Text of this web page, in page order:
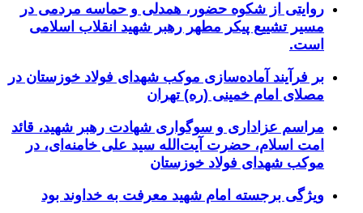
روایتی از شکوه حضور، همدلی و حماسه مردمی در
مسیر تشییع پیکر مطهر رهبر شهید انقلاب اسلامی
است.
بر فرآیند آماده‌سازی موکب شهدای فولاد خوزستان در
مصلای امام خمینی (ره) تهران
مراسم عزاداری و سوگواری شهادت رهبر شهید، قائد
امت اسلام، حضرت آیت‌الله سید علی خامنه‌ای، در
موکب شهدای فولاد خوزستان
ویژگی برجسته امام شهید معرفت به خداوند بود